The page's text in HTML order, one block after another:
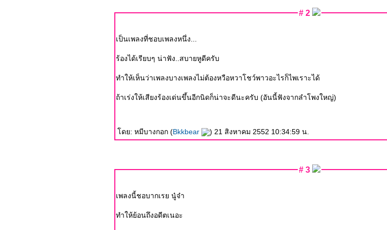
# 2
เป็นเพลงที่ชอบเพลงหนึ่ง...
ร้องได้เรียบๆ น่าฟัง..สบายหูดีครับ
ทำให้เห็นว่าเพลงบางเพลงไม่ต้องหวือหวาโชว์พาวอะไรก็ไพเราะได้
ถ้าเร่งให้เสียงร้องเด่นขึ้นอีกนิดก็น่าจะดีนะครับ (อันนี้ฟังจากลำโพงใหญ่)
ดย: หมีบางกอก (Bkkbear ) 21 สิงหาคม 2552 10:34:59 น.
# 3
เพลงนี้ชอบากเรย นู๋จ๋า
ทำให้ย้อนถึงอดีตเนอะ